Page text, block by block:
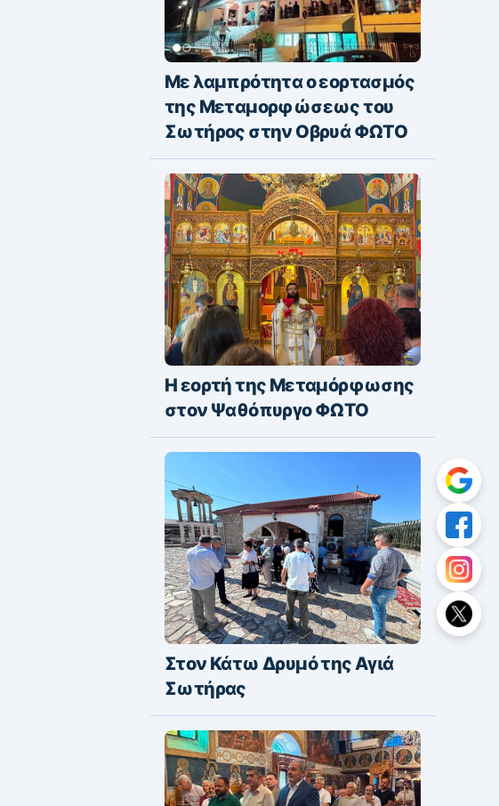
Με λαμπρότητα ο εορτασμός
της Μεταμορφώσεως του
Σωτήρος στην Οβρυά ΦΩΤΟ
Η εορτή της Μεταμόρφωσης
στον Ψαθόπυργο ΦΩΤΟ
Στον Κάτω Δρυμό της Αγιά
Σωτήρας